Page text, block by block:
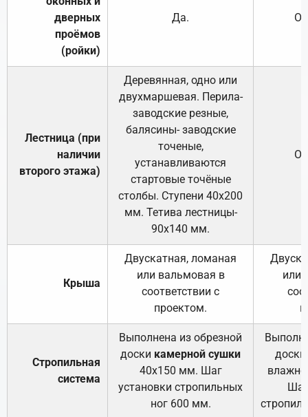
дверных
проёмов
(ройки)
Да.
Лестница (при
наличии
второго этажа)
Деревянная, одно или
двухмаршевая. Перила-
заводские резные,
балясины- заводские
точеные,
устанавливаются
стартовые точёные
столбы. Ступени 40х200
мм. Тетива лестницы-
90х140 мм.
Крыша
Двускатная, ломаная
или вальмовая в
соответствии с
проектом.
или
Стропильная
система
Выполнена из обрезной
доски камерной сушки
40х150 мм. Шаг
установки стропильных
ног 600 мм.
доски